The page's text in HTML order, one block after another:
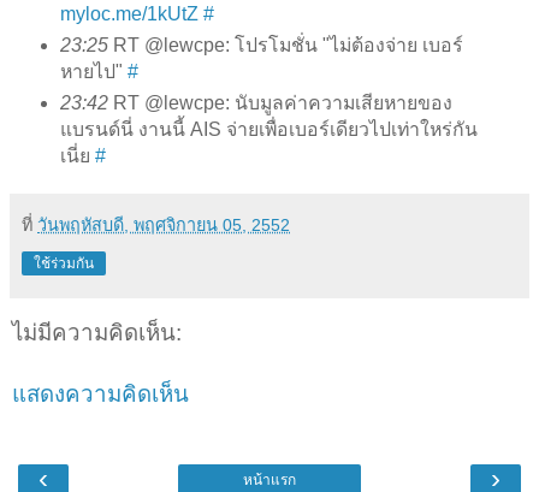
myloc.me/1kUtZ #
23:25RT @lewcpe: โปรโมชั่น "ไม่ต้องจ่าย เบอร์
หายไป" #
23:42RT @lewcpe: นับมูลค่าความเสียหายของ
แบรนด์นี่ งานนี้ AIS จ่ายเพื่อเบอร์เดียวไปเท่าใหร่กัน
เนี่ย #
ที่ วันพฤหัสบดี, พฤศจิกายน 05, 2552
ใช้ร่วมกัน
ไม่มีความคิดเห็น:
แสดงความคิดเห็น
‹ ›
หน้าแรก